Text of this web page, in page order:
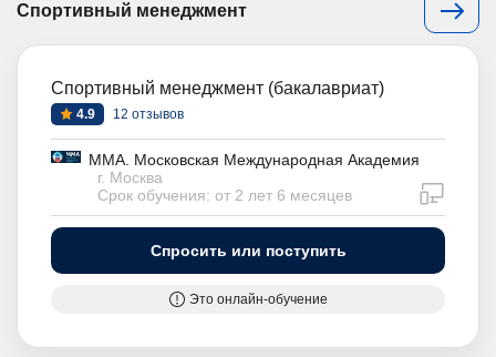
Спортивный менеджмент
Спортивный менеджмент (бакалавриат)
4.9 12 отзывов
ММА. Московская Международная Академия
г. Москва
Срок обучения: от 2 лет 6 месяцев
Спросить или поступить
Это онлайн-обучение